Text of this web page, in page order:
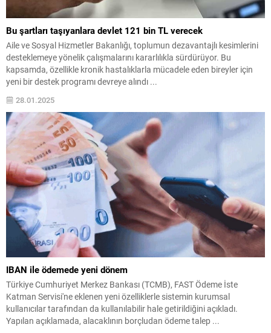
Bu şartları taşıyanlara devlet 121 bin TL verecek
Aile ve Sosyal Hizmetler Bakanlığı, toplumun dezavantajlı kesimlerini
desteklemeye yönelik çalışmalarını kararlılıkla sürdürüyor. Bu
kapsamda, özellikle kronik hastalıklarla mücadele eden bireyler için
yeni bir destek programı devreye alındı ...
28.01.2025
IBAN ile ödemede yeni dönem
Türkiye Cumhuriyet Merkez Bankası (TCMB), FAST Ödeme İste
Katman Servisi'ne eklenen yeni özelliklerle sistemin kurumsal
kullanıcılar tarafından da kullanılabilir hale getirildiğini açıkladı.
Yapılan açıklamada, alacaklının borçludan ödeme talep ...